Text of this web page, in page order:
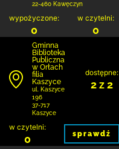
22-460 Kawęczyn
wypożyczone:
0
w czytelni:
0
Gminna
Biblioteka
Publiczna
w Orłach
filia
Kaszyce
ul. Kaszyce
196
37-717
Kaszyce
dostępne:
2 z 2
w czytelni:
0 sprawdź